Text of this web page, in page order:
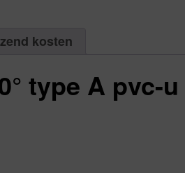
kosten
type A pvc-